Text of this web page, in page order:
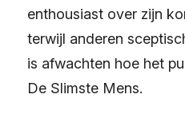
enthousiast over zijn
terwijl anderen
is afwachten hoe het
De Slimste Mens.